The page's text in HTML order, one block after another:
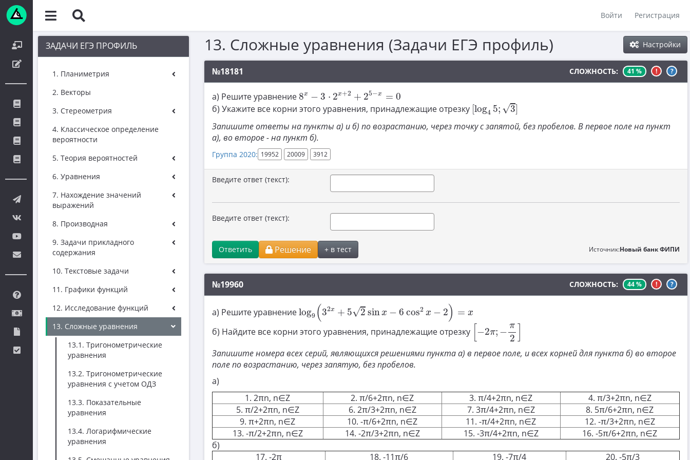
Войти Регистрация
ЗАДАЧИ ЕГЭ ПРОФИЛЬ
1. Планиметрия
2. Векторы
3. Стереометрия
4. Классическое определение
вероятности
5. Теория вероятностей
6. Уравнения
7. Нахождение значений
выражений
8. Производная
9. Задачи прикладного
содержания
10. Текстовые задачи
11. Графики функций
12. Исследование функций
13. Сложные уравнения
13.1. Тригонометрические
уравнения
13.2. Тригонометрические
уравнения с учетом ОДЗ
13.3. Показательные
уравнения
13.4. Логарифмические
уравнения
Настройки
13. Сложные уравнения (Задачи ЕГЭ профиль)
№18181 СЛОЖНОСТЬ: 41 % ! ?
а) Решите уравнение8x − 3 ⋅ 2x+2 + 25−x = 0
8x ⋅2 x+2+ 5 −x=0
б) Укажите все корни этого уравнения, принадлежащие отрезку log4 5; √3
[log 45 ]
Запишите ответы на пункты а) и б) по возрастанию, через точку с запятой, без пробелов. В первое поле на пункт
а), во второе - на пункт б).
Группа 2020: 19952 20009 3912
Введите ответ (текст):
Введите ответ (текст):
Ответить Решение + в тест Источник:Новый банк ФИПИ
№19960 СЛОЖНОСТЬ: 44 % ! ?
а) Решите уравнениеlog9 (32x + 5√2 sinx − 6 cos2 x − 2) = x
(3 2 sin 2)
​б) Найдите все корни этого уравнения, принадлежащие отрезку −2π; −
π
2
[− 2]
Запишите номера всех серий, являющихся решениями пункта а) в первое поле, и всех корней для пункта б) во второе
поле ​по возрастанию, через запятую, без пробелов.
а)
1. 2πn, n∈Z
2. π/6+2πn, n∈Z 3. π/4+2πn, n∈Z
4. π/3+2πn, n∈Z
5. π/2+2πn, n∈Z
6. 2π/3+2πn, n∈Z 7. 3π/4+2πn, n∈Z
8. 5π/6+2πn, n∈Z
9. π+2πn, n∈Z
10. -π/6+2πn, n∈Z 11. -π/4+2πn, n∈Z
12. -π/3+2πn, n∈Z
13. -π/2+2πn, n∈Z
14. -2π/3+2πn, n∈Z 15. -3π/4+2πn, n∈Z
16. -5π/6+2πn, n∈Z
б)
17. -2π
18. -11π/6 19. -7π/4 20. -5π/3